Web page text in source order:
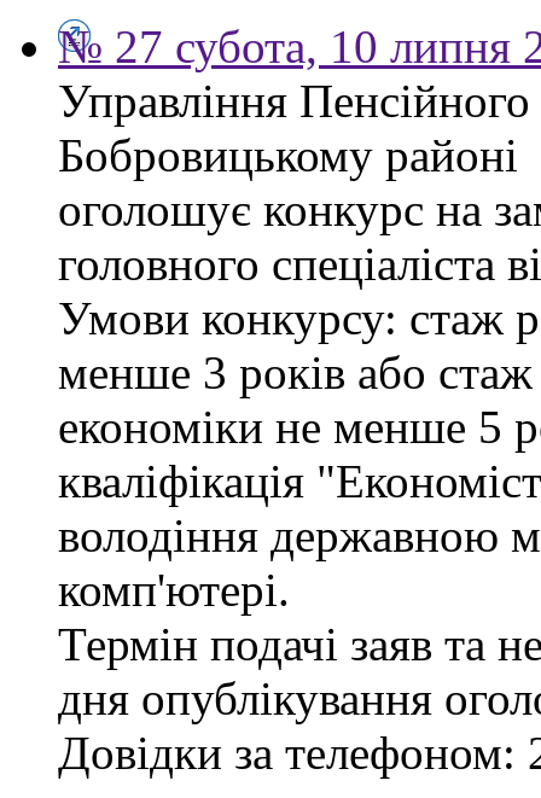
№ 27 субота, 10 липня
Управління
Бобровицькому районі
оголошує конкурс на
головного спеціаліста
Умови конкурсу: стаж
менше 3 років або
економіки не менше 5
кваліфікація
володіння державною
комп'ютері.
Термін подачі заяв та
дня опублікування
Довідки за телефоном: